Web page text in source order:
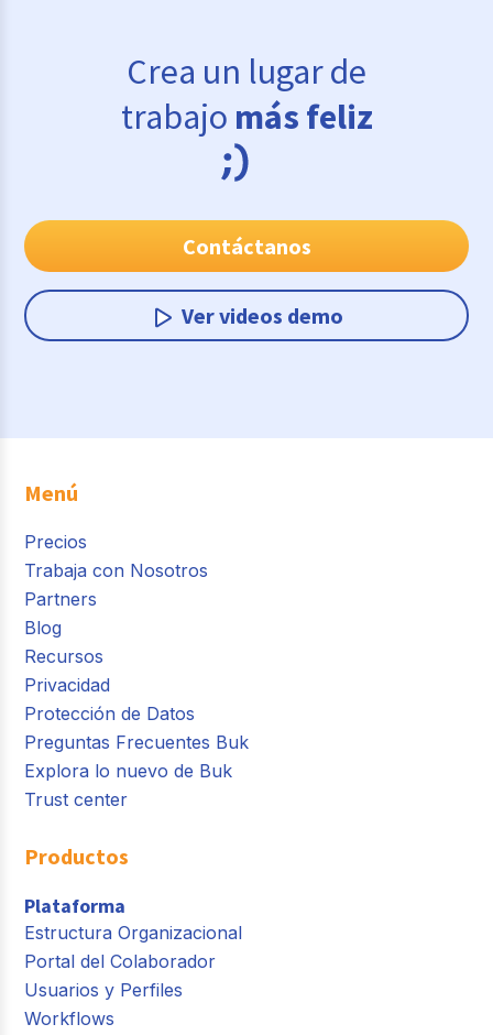
Crea un lugar de
trabajo más feliz
Contáctanos
Ver videos demo
Menú
Precios
Trabaja con Nosotros
Partners
Blog
Recursos
Privacidad
Protección de Datos
Preguntas Frecuentes Buk
Explora lo nuevo de Buk
Trust center
Productos
Plataforma
Estructura Organizacional
Portal del Colaborador
Usuarios y Perfiles
Workflows